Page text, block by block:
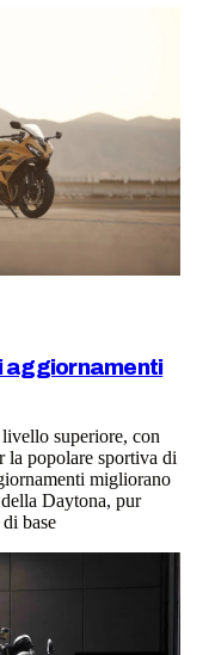
aggiornamenti
superiore, con
la popolare sportiva di
migliorano
Daytona, pur
base